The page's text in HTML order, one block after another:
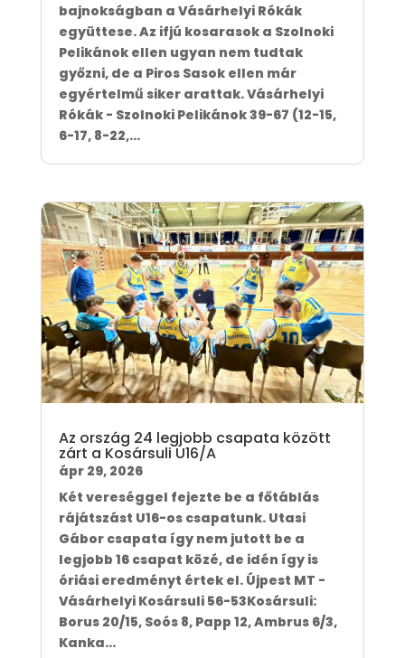
bajnokságban a Vásárhelyi Rókák
együttese. Az ifjú kosarasok a Szolnoki
Pelikánok ellen ugyan nem tudtak
győzni, de a Piros Sasok ellen már
egyértelmű siker arattak. Vásárhelyi
Rókák - Szolnoki Pelikánok 39-67 (12-15,
6-17, 8-22,...
Az ország 24 legjobb csapata között
zárt a Kosársuli U16/A
ápr 29, 2026
Két vereséggel fejezte be a főtáblás
rájátszást U16-os csapatunk. Utasi
Gábor csapata így nem jutott be a
legjobb 16 csapat közé, de idén így is
óriási eredményt értek el. Újpest MT -
Vásárhelyi Kosársuli 56-53Kosársuli:
Borus 20/15, Soós 8, Papp 12, Ambrus 6/3,
Kanka...